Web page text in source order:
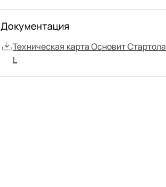
Документация
Техническая карта Основит
L